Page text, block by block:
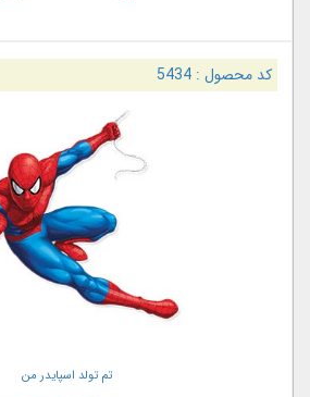
کد محصول :5434
تم تولد اسپایدر من